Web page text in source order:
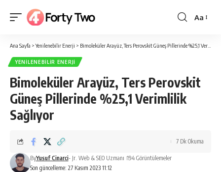
Yazı
Aa
Ana Sayfa >Yenilenebilir Enerji > Bimoleküler Arayüz, Ters Perovskit Güneş Pillerinde %25,1 Verimlilik Sağlıyor
YENILENEBILIR ENERJI
Bimoleküler Arayüz, Ters Perovskit
Güneş Pillerinde %25,1 Verimlilik
Sağlıyor
Son güncelleme: 27 Kasım 2023 11:12
ByYusuf Cinarci- Jr. Web & SEO Uzmanı 194 Görüntülemeler
7 Dk Okuma